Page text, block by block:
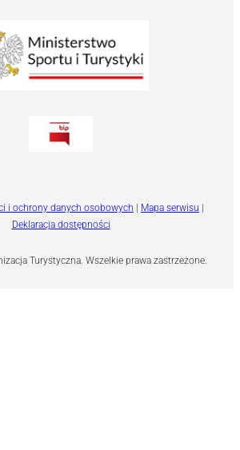
Turystyczna. Wszelkie prawa zastrzeżone.
i ochrony danych osobowych | Mapa serwisu |
Deklaracja dostępności